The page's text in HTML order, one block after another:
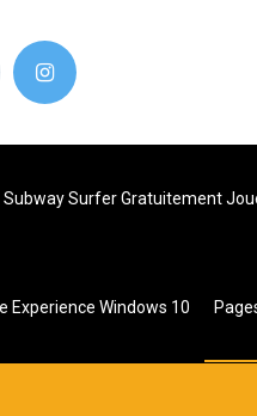
Subway Surfer Gratuitement
Experience Windows 10